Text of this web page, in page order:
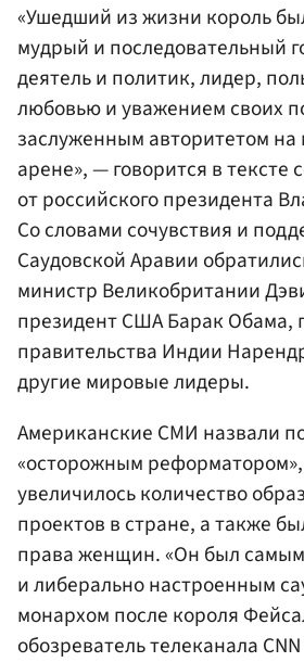
«Ушедший из жизни король
мудрый и последовательный
деятель и политик, лидер,
любовью и уважением своих
заслуженным авторитетом
арене», — говорится в тексте
от российского президента
Со словами сочувствия и
Саудовской Аравии
министр Великобритании
президент США Барак Обама,
правительства Индии
другие мировые лидеры.
Американские СМИ назвали
«осторожным
увеличилось количество
проектов в стране, а также
права женщин. «Он был
и либерально настроенным
монархом после короля
обозреватель телеканала